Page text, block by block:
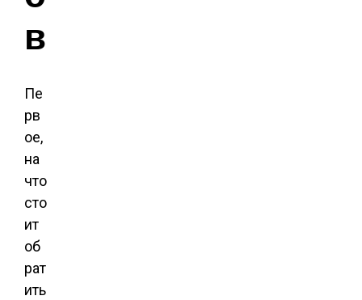
в
Пе
рв
ое,
на
что
сто
ит
об
рат
ить